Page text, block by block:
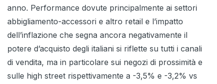
anno. Performance dovute principalmente ai settori
abbigliamento-accessori e altro retail e l’impatto
dell’inflazione che segna ancora negativamente il
potere d’acquisto degli italiani si riflette su tutti i canali
di vendita, ma in particolare sui negozi di prossimità e
sulle high street rispettivamente a -3,5% e -3,2% vs